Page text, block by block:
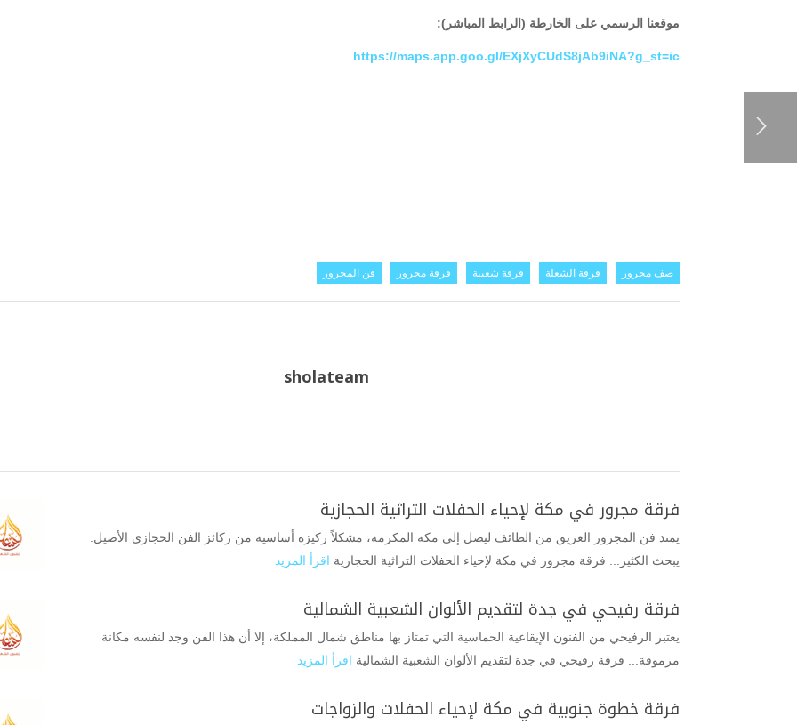
موقعنا الرسمي على الخارطة (الرابط المباشر):
https://maps.app.goo.gl/EXjXyCUdS8jAb9iNA?g_st=ic
صف مجرور فرقة الشعلة فرقة شعبية فرقة مجرور فن المجرور
sholateam
فرقة مجرور في مكة لإحياء الحفلات التراثية الحجازية
يمتد فن المجرور العريق من الطائف ليصل إلى مكة المكرمة، مشكلاً ركيزة أساسية من ركائز الفن الحجازي الأصيل.
يبحث الكثير... فرقة مجرور في مكة لإحياء الحفلات التراثية الحجازية اقرأ المزيد
فرقة رفيحي في جدة لتقديم الألوان الشعبية الشمالية
يعتبر الرفيحي من الفنون الإيقاعية الحماسية التي تمتاز بها مناطق شمال المملكة، إلا أن هذا الفن وجد لنفسه مكانة
مرموقة... فرقة رفيحي في جدة لتقديم الألوان الشعبية الشمالية اقرأ المزيد
فرقة خطوة جنوبية في مكة لإحياء الحفلات والزواجات